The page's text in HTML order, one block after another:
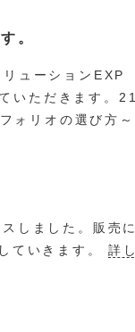
。
ューションEXP
いただきます。21
ォリオの選び方～
しました。販売に
ていきます。詳し